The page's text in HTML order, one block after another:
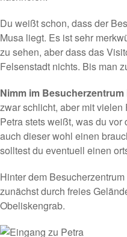
Du weißt schon, dass der
Musa liegt. Es ist sehr
zu sehen, aber dass das
Felsenstadt nichts. Bis man
Nimm im
zwar schlicht, aber mit
Petra stets weißt, was du
auch dieser wohl einen
solltest du eventuell einen
Hinter dem
zunächst durch freies
Obeliskengrab.